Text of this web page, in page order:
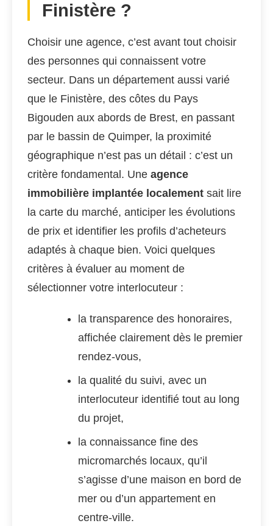
Finistère ?
Choisir une agence, c’est avant tout choisir
des personnes qui connaissent votre
secteur. Dans un département aussi varié
que le Finistère, des côtes du Pays
Bigouden aux abords de Brest, en passant
par le bassin de Quimper, la proximité
géographique n’est pas un détail : c’est un
critère fondamental. Une agence
immobilière implantée localement sait lire
la carte du marché, anticiper les évolutions
de prix et identifier les profils d’acheteurs
adaptés à chaque bien. Voici quelques
critères à évaluer au moment de
sélectionner votre interlocuteur :
la transparence des honoraires,
affichée clairement dès le premier
rendez-vous,
la qualité du suivi, avec un
interlocuteur identifié tout au long
du projet,
la connaissance fine des
micromarchés locaux, qu’il
s’agisse d’une maison en bord de
mer ou d’un appartement en
centre-ville.